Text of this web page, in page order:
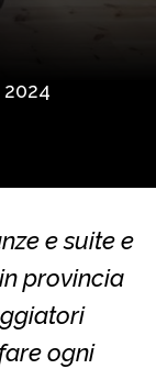
e suite e
provincia
ogni